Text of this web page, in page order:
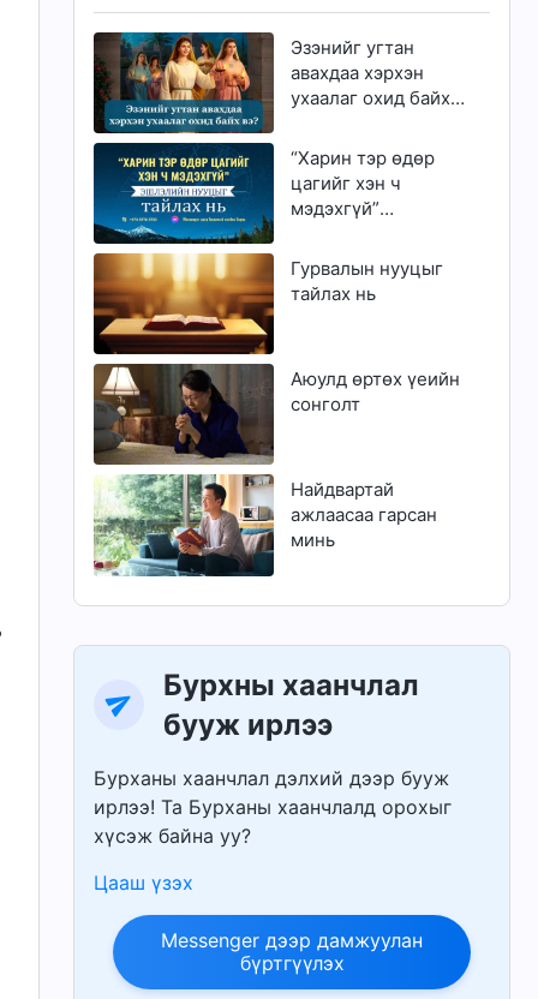
Эзэнийг угтан
авахдаа хэрхэн
ухаалаг охид байх
“Харин тэр өдөр
цагийг хэн ч
мэдэхгүй”
тайлах нь
Гурвалын нууцыг
тайлах нь
Аюулд өртөх үеийн
сонголт
Найдвартай
ажлаасаа гарсан
минь
Бурхны хаанчлал
бууж ирлээ
Бурханы хаанчлал дэлхий дээр бууж
ирлээ! Та Бурханы хаанчлалд орохыг
хүсэж байна уу?
Цааш үзэх
Messenger дээр дамжуулан
бүртгүүлэх